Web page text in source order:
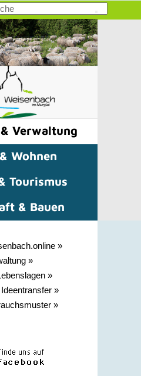
Verwaltung
Wohnen
Tourismus
& Bauen
»
»
»
»
»